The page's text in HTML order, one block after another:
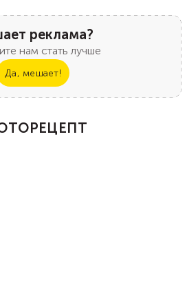
реклама?
нам стать лучше
Да, мешает!